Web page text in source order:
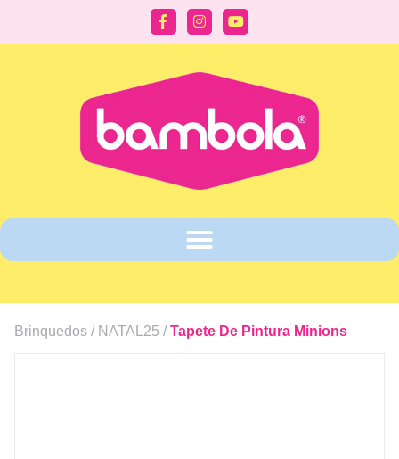
Brinquedos / NATAL25 / Tapete De Pintura Minions